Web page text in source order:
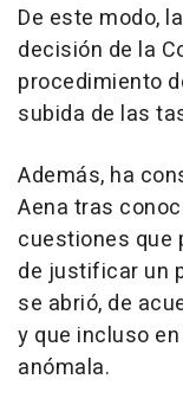
De este modo,
decisión de la
procedimiento
subida de las
Además, ha
Aena tras
cuestiones que
de justificar un
se abrió, de
y que incluso
anómala.